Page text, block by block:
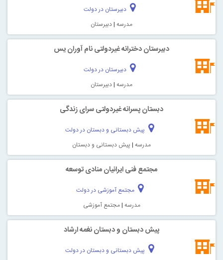
دبیرستان در دولت
مدرسه |دبیرستان
دبیرستان دخترانه غیردولتی نام آوران یس
دبیرستان در دولت
مدرسه |دبیرستان
دبستان پسرانه غیردولتی سرای زندگی
پیش دبستانی و دبستان در دولت
مدرسه | پیش دبستانی و دبستان
مجتمع فنی ایرانیان منادی توسعه
مجتمع آموزشی در دولت
مدرسه |مجتمع آموزشی
پیش دبستان و دبستان نغمه ارشاد
پیش دبستانی و دبستان در دولت